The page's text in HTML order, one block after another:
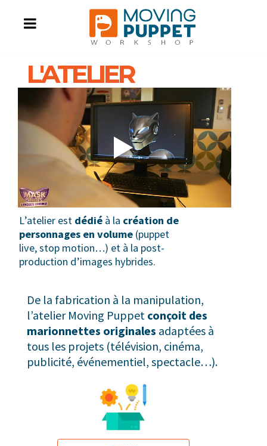
L'ATELIER
vidéo
L’atelier est dédié à la création de
personnages en volume (puppet
live, stop motion…) et à la post-
production d’images hybrides.
De la fabrication à la manipulation,
l’atelier Moving Puppet conçoit des
marionnettes originales adaptées à
tous les projets (télévision, cinéma,
publicité, événementiel, spectacle…).